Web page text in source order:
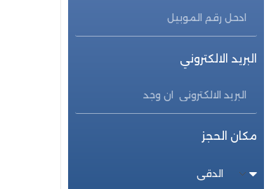
البريد الالكتروني
مكان الحجز